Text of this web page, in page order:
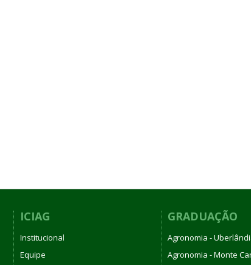
ICIAG
Institucional
Equipe
GRADUAÇÃO
Agronomia -
Agronomia - Monte